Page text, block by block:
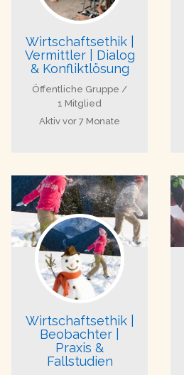
Wirtschaftsethik |
Vermittler | Dialog
& Konfliktlösung
Öffentliche Gruppe /
1 Mitglied
Aktiv vor 7 Monate
Wirtschaftsethik |
Beobachter |
Praxis &
Fallstudien